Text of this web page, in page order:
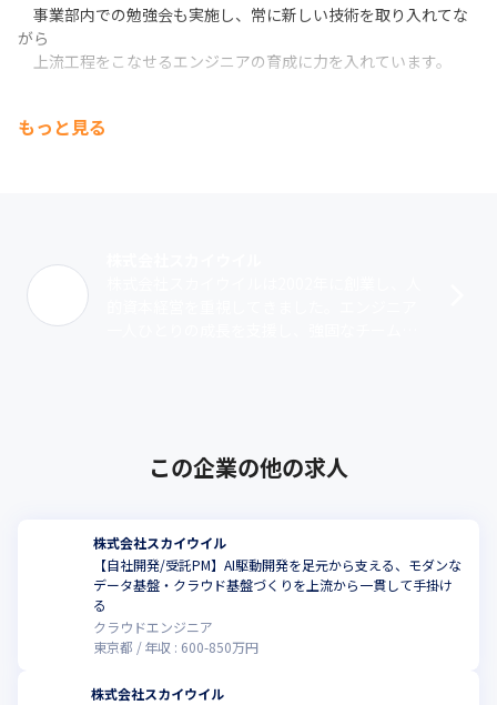
事業部内での勉強会も実施し、常に新しい技術を取り入れてな
がら
上流工程をこなせるエンジニアの育成に力を入れています。
もっと見る
この企業の他の求人
株式会社スカイウイル
【自社開発/受託PM】AI駆動開発を足元から支える、モダンな
データ基盤・クラウド基盤づくりを上流から一貫して手掛け
る
クラウドエンジニア
東京都
年収 : 600-850万円
株式会社スカイウイル